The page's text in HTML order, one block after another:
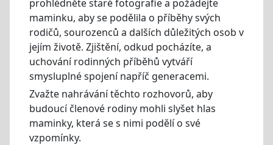
prohlédněte staré fotografie a požádejte
maminku, aby se podělila o příběhy svých
rodičů, sourozenců a dalších důležitých osob v
jejím životě. Zjištění, odkud pocházíte, a
uchování rodinných příběhů vytváří
smysluplné spojení napříč generacemi.
Zvažte nahrávání těchto rozhovorů, aby
budoucí členové rodiny mohli slyšet hlas
maminky, která se s nimi podělí o své
vzpomínky.